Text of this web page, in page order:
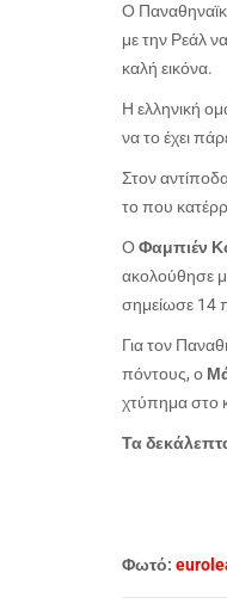
Ο
με την Ρεάλ
καλή εικόνα.
Η ελληνική
να το έχει
Στον
το που
ΟΦαμπιέν
ακολούθησε
σημείωσε 14
Για τον
πόντους, ο
χτύπημα στο
Τα
Φωτό: